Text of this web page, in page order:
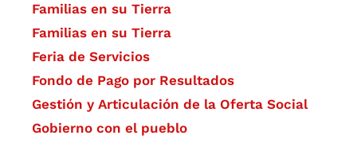
Familias en su Tierra
Familias en su Tierra
Feria de Servicios
Fondo de Pago por Resultados
Gestión y Articulación de la Oferta Social
Gobierno con el pueblo